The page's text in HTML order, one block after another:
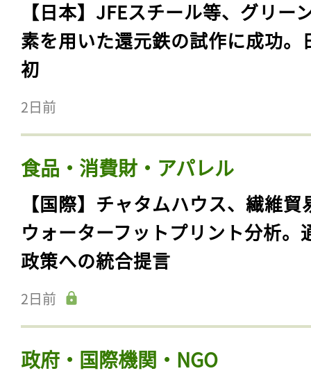
【日本】JFEスチール等、グリー
素を用いた還元鉄の試作に成功。
初
2日前
食品・消費財・アパレル
【国際】チャタムハウス、繊維貿
ウォーターフットプリント分析。
政策への統合提言
2日前
政府・国際機関・NGO